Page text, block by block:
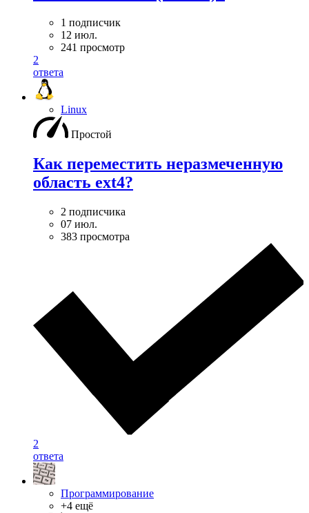
1 подписчик
12 июл.
241 просмотр
2
ответа
Linux
Простой
Как переместить неразмеченную
область ext4?
2 подписчика
07 июл.
383 просмотра
2
ответа
Программирование
+4 ещё